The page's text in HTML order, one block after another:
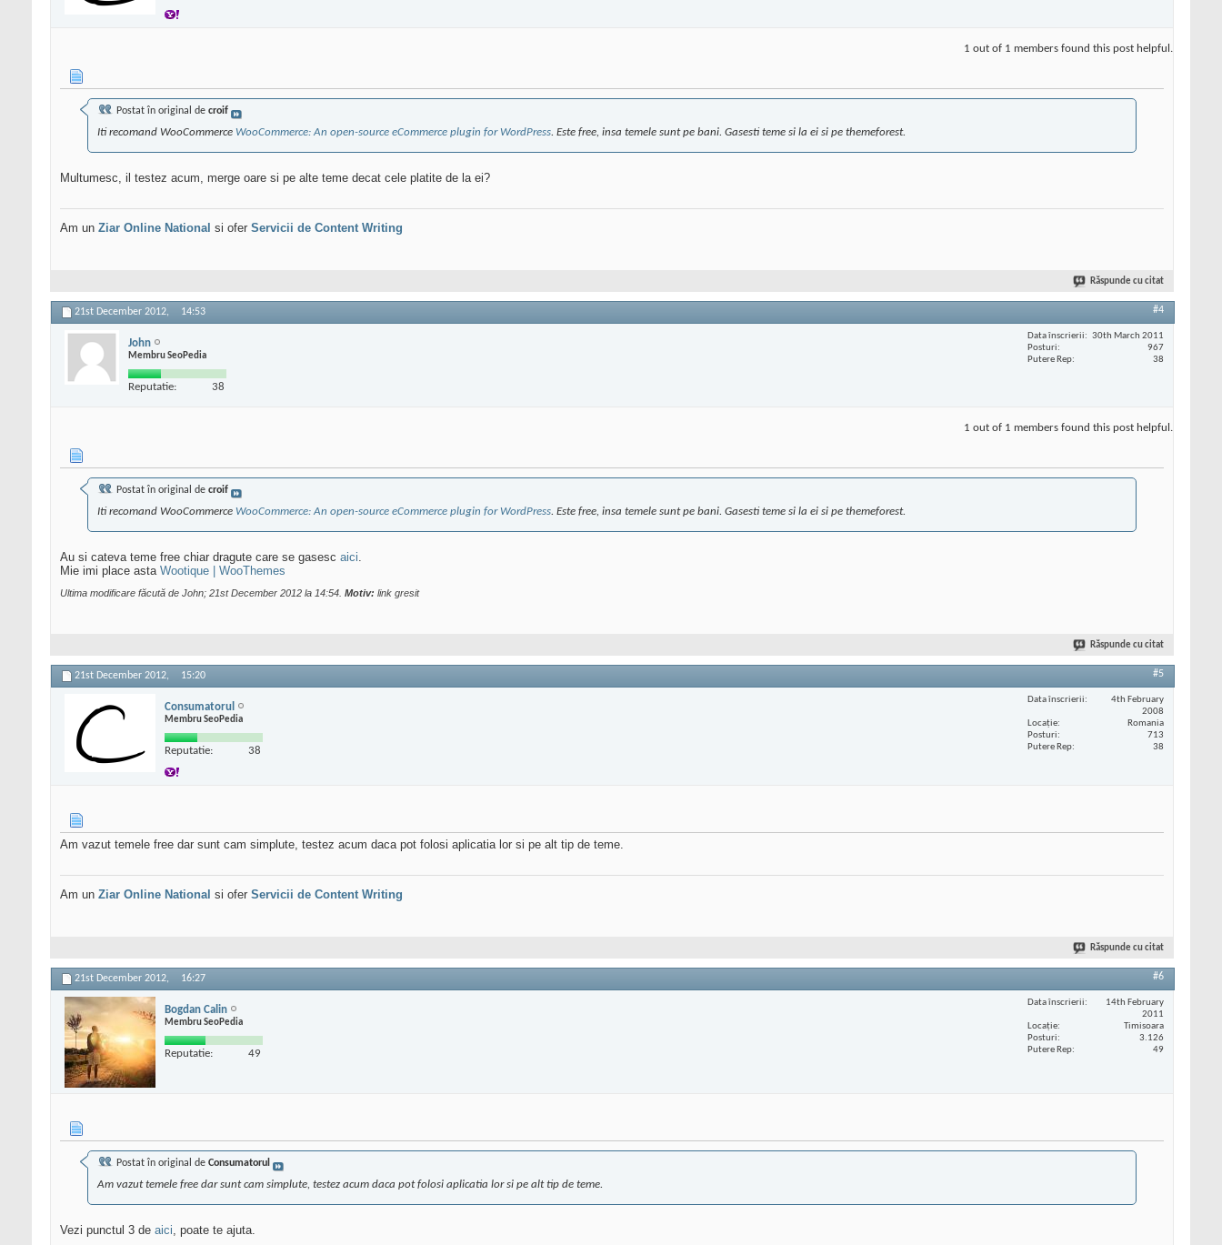
1 out of 1 members found this post helpful.
Postat în original de croif
Iti recomand WooCommerce WooCommerce: An open-source eCommerce plugin for WordPress. Este free, insa temele sunt pe bani. Gasesti teme si la ei si pe themeforest.
Multumesc, il testez acum, merge oare si pe alte teme decat cele platite de la ei?
Am un Ziar Online National si ofer Servicii de Content Writing
Răspunde cu citat
21st December 2012, 14:53 #4
John
Membru SeoPedia
Reputatie: 38
Data înscrierii
30th March 2011
Posturi
967
Putere Rep
38
1 out of 1 members found this post helpful.
Postat în original de croif
Iti recomand WooCommerce WooCommerce: An open-source eCommerce plugin for WordPress. Este free, insa temele sunt pe bani. Gasesti teme si la ei si pe themeforest.
Au si cateva teme free chiar dragute care se gasesc aici.
Mie imi place asta Wootique | WooThemes
Ultima modificare făcută de John; 21st December 2012 la 14:54 Motiv: link gresit
Răspunde cu citat
21st December 2012, 15:20 #5
Consumatorul
Membru SeoPedia
Reputatie: 38
Data înscrierii
4th February
2008
Locaţie
Romania
Posturi
713
Putere Rep
38
Am vazut temele free dar sunt cam simplute, testez acum daca pot folosi aplicatia lor si pe alt tip de teme.
Am un Ziar Online National si ofer Servicii de Content Writing
Răspunde cu citat
21st December 2012, 16:27 #6
Bogdan Calin
Membru SeoPedia
Reputatie: 49
Data înscrierii
14th February
2011
Locaţie
Timisoara
Posturi
3.126
Putere Rep
49
Postat în original de Consumatorul
Am vazut temele free dar sunt cam simplute, testez acum daca pot folosi aplicatia lor si pe alt tip de teme.
Vezi punctul 3 de aici, poate te ajuta.